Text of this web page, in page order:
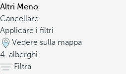
Altri Meno
Cancellare
Applicare i filtri
Vedere sulla mappa
4 alberghi
Filtra